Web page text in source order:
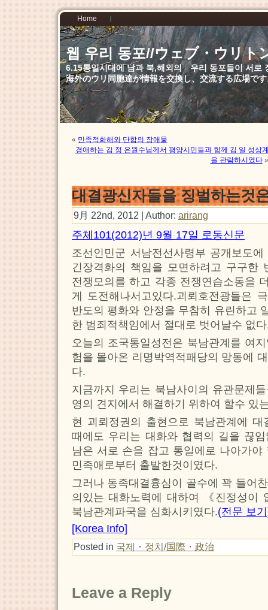
Home
웹 우리 동포//ウェブ・ウリト
6.15통일시대에 남과 북,해외의 우리 동포들이 서로
海外のウリ同胞達が情報を交換し、交流する広場で
« 민족적화해와 단합의 장애물
경애하는 김 정 은원수님께서 평양시민들과 함께 김 일 성상
을 관람하시였다»
대결광신자들을 징벌하는것
9月 22nd, 2012 | Author: arirang
주체101(2012)년 9월 17일 로동신문
조선인민군 서남전선사령부 공개보도
긴장격화의 책임을 모면하려고 구구한
전쟁모의를 하고 각종 전쟁연습소동을
게 도전해나서고있다.괴뢰호전광들은
반도의 평화와 안정을 무참히 유린하고
한 범죄적책임에서 절대로 벗어날수 없
오늘의 조국통일성전은 북남관계를 여
험을 몰아온 리명박역적패당의 망동에
다.
지금까지 우리는 북남사이의 유관문제
영의 견지에서 해결하기 위하여 할수 있
현 괴뢰정권의 출현으로 북남관계에
때에도 우리는 대화와 협력의 길을 끊
남은 서로 손을 잡고 통일에로 나아가
민족애로부터 출발한것이였다.
그러나 동족대결흉심이 골수에 꽉 들어
의있는 대화노력에 대하여 《진정성이
북남관계파국을 심화시키였다.(전문 보
[Korea Info]
Posted in 국제・정치/国際・政治
Leave a Reply